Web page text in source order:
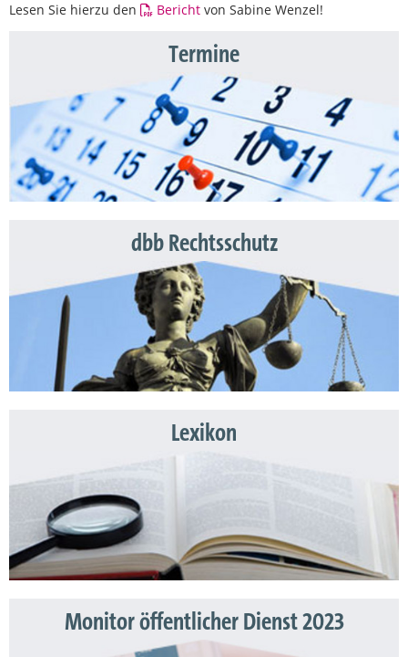
Lesen Sie hierzu den Bericht von Sabine Wenzel!
Termine
dbb Rechtsschutz
Lexikon
Monitor öffentlicher Dienst 2023